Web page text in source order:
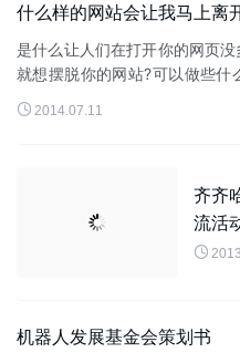
什么样的网站会让我马上离
是什么让人们在打开你的网页
就想摆脱你的网站?可以做些什
题之后，我发现了比原本想象
素单独考虑的话，可能还...
 2014.07.11
齐齐
流活

机器人发展基金会策划书